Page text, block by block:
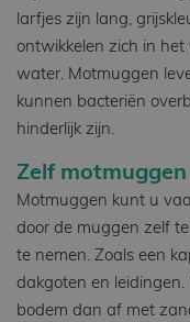
larfjes zijn lang,
ontwikkelen zich in
water. Motmuggen
kunnen bacteriën
hinderlijk zijn.
Zelf
Motmuggen kunt u
door de muggen zelf
te nemen. Zoals een
dakgoten en
bodem dan af met